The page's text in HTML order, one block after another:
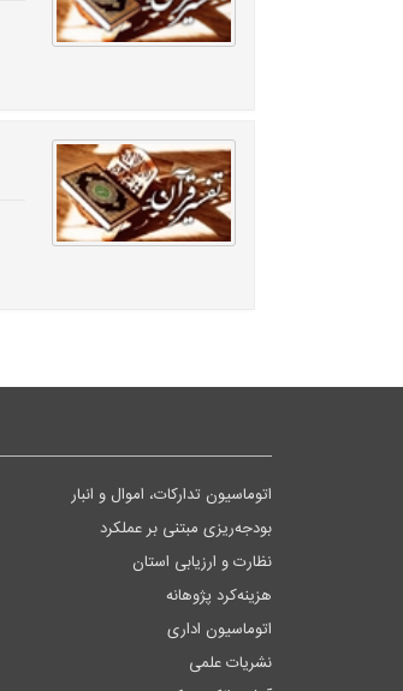
اتوماسیون تدارکات، اموال و انبار
بودجه‌ریزی مبتنی بر عملکرد
نظارت و ارزیابی استان
هزینه‌کرد پژوهانه
اتوماسیون اداری
نشریات علمی